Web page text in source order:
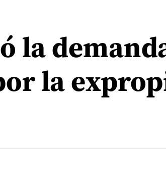
la
la